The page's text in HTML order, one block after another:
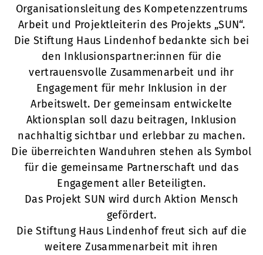
Organisationsleitung des Kompetenzzentrums
Arbeit und Projektleiterin des Projekts „SUN“.
Die Stiftung Haus Lindenhof bedankte sich bei
den Inklusionspartner:innen für die
vertrauensvolle Zusammenarbeit und ihr
Engagement für mehr Inklusion in der
Arbeitswelt. Der gemeinsam entwickelte
Aktionsplan soll dazu beitragen, Inklusion
nachhaltig sichtbar und erlebbar zu machen.
Die überreichten Wanduhren stehen als Symbol
für die gemeinsame Partnerschaft und das
Engagement aller Beteiligten.
Das Projekt SUN wird durch Aktion Mensch
gefördert.
Die Stiftung Haus Lindenhof freut sich auf die
weitere Zusammenarbeit mit ihren